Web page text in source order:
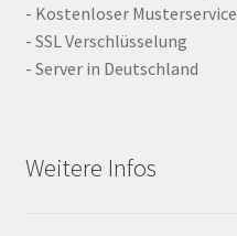
- Kostenloser Musterservice
- SSL Verschlüsselung
- Server in Deutschland
Weitere Infos